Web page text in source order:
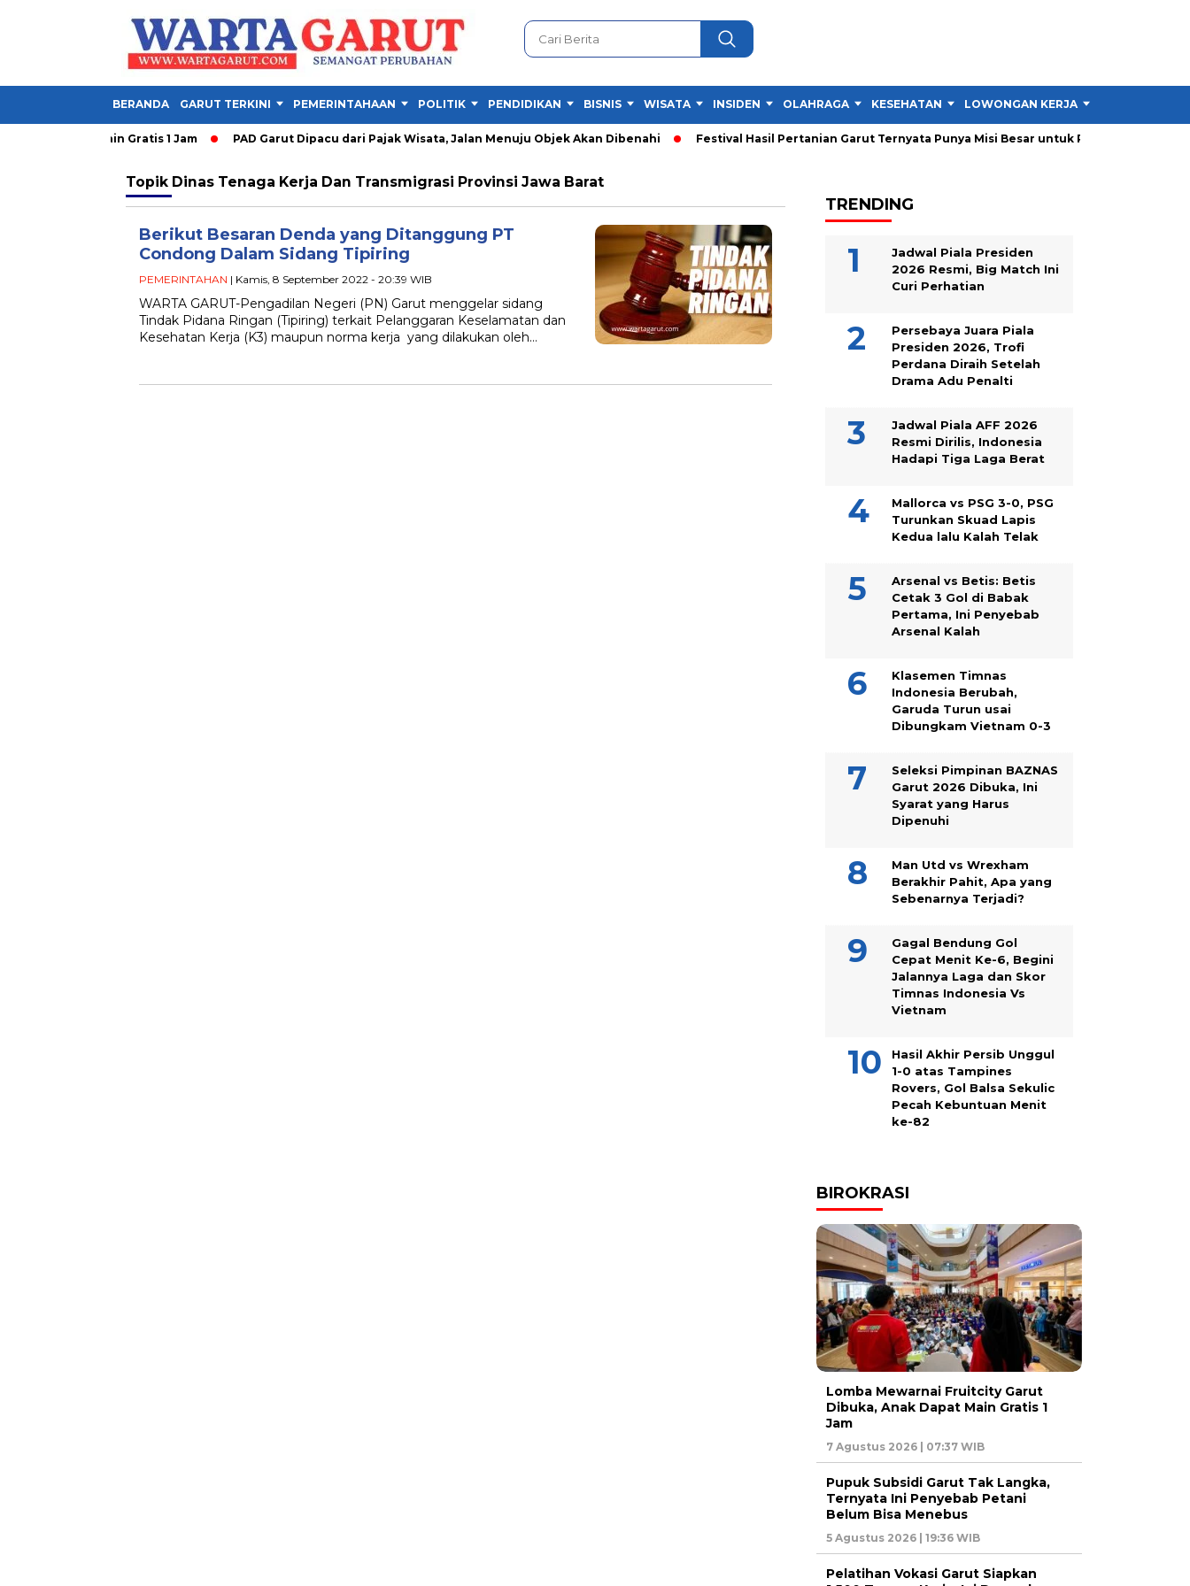
BERANDA GARUT TERKINI PEMERINTAHAAN POLITIK PENDIDIKAN BISNIS WISATA INSIDEN OLAHRAGA KESEHATAN LOWONGAN KERJA
Dapat Main Gratis 1 Jam PAD Garut Dipacu dari Pajak Wisata, Jalan Menuju Objek Akan Dibenahi Festival Hasil Pertanian Garut Ternyata Punya Misi Besar untuk Petani
Topik Dinas Tenaga Kerja Dan Transmigrasi Provinsi Jawa Barat
Berikut Besaran Denda yang Ditanggung PT
Condong Dalam Sidang Tipiring
PEMERINTAHAN | Kamis, 8 September 2022 - 20:39 WIB
WARTA GARUT-Pengadilan Negeri (PN) Garut menggelar sidang
Tindak Pidana Ringan (Tipiring) terkait Pelanggaran Keselamatan dan
Kesehatan Kerja (K3) maupun norma kerja yang dilakukan oleh…
TRENDING
Jadwal Piala Presiden
2026 Resmi, Big Match Ini
Curi Perhatian
Persebaya Juara Piala
Presiden 2026, Trofi
Perdana Diraih Setelah
Drama Adu Penalti
Jadwal Piala AFF 2026
Resmi Dirilis, Indonesia
Hadapi Tiga Laga Berat
Mallorca vs PSG 3-0, PSG
Turunkan Skuad Lapis
Kedua lalu Kalah Telak
Arsenal vs Betis: Betis
Cetak 3 Gol di Babak
Pertama, Ini Penyebab
Arsenal Kalah
Klasemen Timnas
Indonesia Berubah,
Garuda Turun usai
Dibungkam Vietnam 0-3
Seleksi Pimpinan BAZNAS
Garut 2026 Dibuka, Ini
Syarat yang Harus
Dipenuhi
Man Utd vs Wrexham
Berakhir Pahit, Apa yang
Sebenarnya Terjadi?
Gagal Bendung Gol
Cepat Menit Ke-6, Begini
Jalannya Laga dan Skor
Timnas Indonesia Vs
Vietnam
Hasil Akhir Persib Unggul
1-0 atas Tampines
Rovers, Gol Balsa Sekulic
Pecah Kebuntuan Menit
ke-82
BIROKRASI
Lomba Mewarnai Fruitcity Garut
Dibuka, Anak Dapat Main Gratis 1
Jam
7 Agustus 2026 | 07:37 WIB
Pupuk Subsidi Garut Tak Langka,
Ternyata Ini Penyebab Petani
Belum Bisa Menebus
5 Agustus 2026 | 19:36 WIB
Pelatihan Vokasi Garut Siapkan